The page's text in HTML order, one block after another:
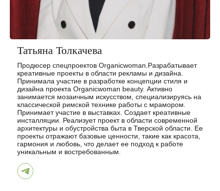
Татьяна Толкачева
Продюсер спецпроектов Organicwoman.Разрабатывает
креативные проекты в области рекламы и дизайна.
Принимала участие в разработке концепции стиля и
дизайна проекта Organicwoman beauty. Активно
занимается мозаичным искусством, специализируясь на
классической римской технике работы с мрамором.
Принимает участие в выставках. Создает креативные
инсталляции. Реализует проект в области современной
архитектуры и обустройства быта в Тверской области. Ее
проекты отражают базовые ценности, такие как красота,
гармония и любовь, что делает ее подход к работе
уникальным и востребованным.